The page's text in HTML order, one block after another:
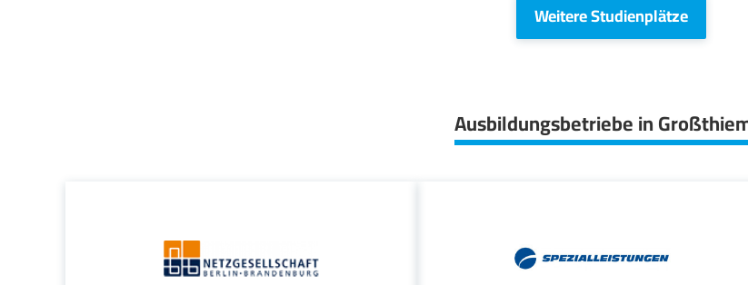
Weitere Studienplätze
Ausbildungsbetriebe in